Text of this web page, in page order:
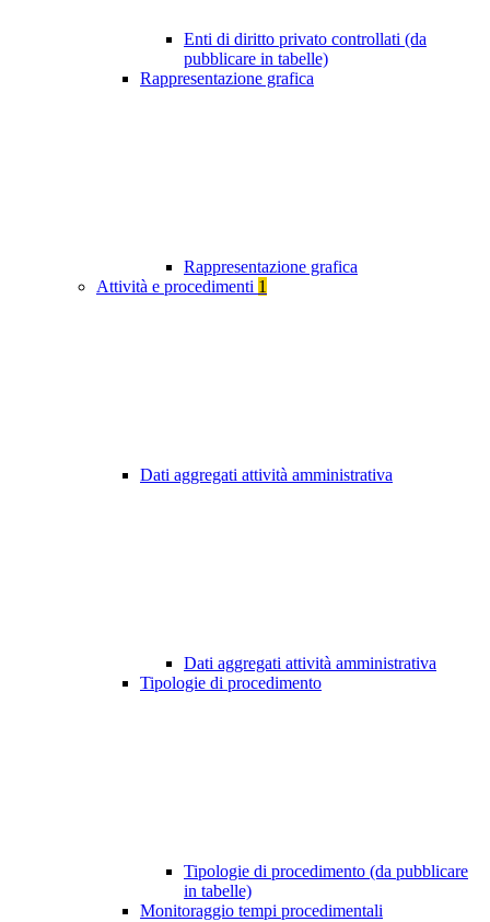
Enti di diritto privato controllati (da
pubblicare in tabelle)
Rappresentazione grafica
Rappresentazione grafica
Attività e procedimenti 1
Dati aggregati attività amministrativa
Dati aggregati attività amministrativa
Tipologie di procedimento
Tipologie di procedimento (da pubblicare
in tabelle)
Monitoraggio tempi procedimentali